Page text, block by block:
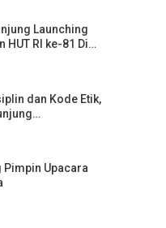
Launching
HUT RI ke-81 Di…
dan Kode Etik,
Upacara